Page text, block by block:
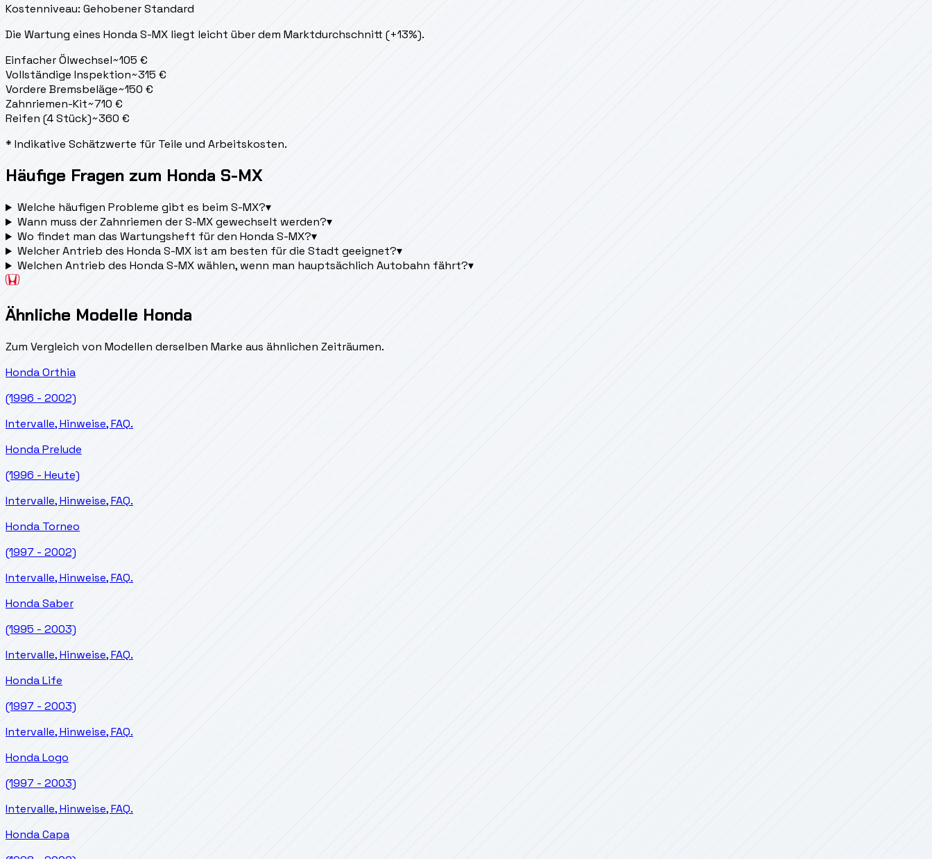
Kostenniveau: Gehobener Standard
Die Wartung eines Honda S-MX liegt leicht über dem Marktdurchschnitt (+13%).
Einfacher Ölwechsel~105 €
Vollständige Inspektion~315 €
Vordere Bremsbeläge~150 €
Zahnriemen-Kit~710 €
Reifen (4 Stück)~360 €
* Indikative Schätzwerte für Teile und Arbeitskosten.
Häufige Fragen zum Honda S-MX
Welche häufigen Probleme gibt es beim S-MX?▾
Wann muss der Zahnriemen der S-MX gewechselt werden?▾
Wo findet man das Wartungsheft für den Honda S-MX?▾
Welcher Antrieb des Honda S-MX ist am besten für die Stadt geeignet?▾
Welchen Antrieb des Honda S-MX wählen, wenn man hauptsächlich Autobahn fährt?▾
Ähnliche Modelle Honda
Zum Vergleich von Modellen derselben Marke aus ähnlichen Zeiträumen.
HondaOrthia
(1996 - 2002)
Intervalle, Hinweise, FAQ.
HondaPrelude
(1996 - Heute)
Intervalle, Hinweise, FAQ.
Honda Torneo
(1997 - 2002)
Intervalle, Hinweise, FAQ.
HondaSaber
(1995 - 2003)
Intervalle, Hinweise, FAQ.
HondaLife
(1997 - 2003)
Intervalle, Hinweise, FAQ.
HondaLogo
(1997 - 2003)
Intervalle, Hinweise, FAQ.
HondaCapa